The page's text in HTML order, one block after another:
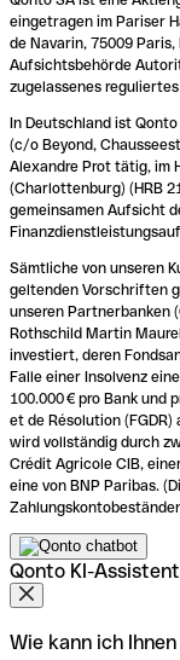
eingetragen im Pariser
de Navarin, 75009
Aufsichtsbehörde
zugelassenes
In Deutschland ist
(c/o Beyond,
Alexandre Prot tätig, im
(Charlottenburg) (HRB
gemeinsamen Aufsicht
Sämtliche von unseren
geltenden Vorschriften
unseren Partnerbanken
Rothschild Martin
investiert, deren
Falle einer Insolvenz
100.000 € pro Bank und
et de Résolution
wird vollständig durch
Crédit Agricole CIB,
eine von BNP Paribas.
Qonto KI-Assistent
Wie kann ich